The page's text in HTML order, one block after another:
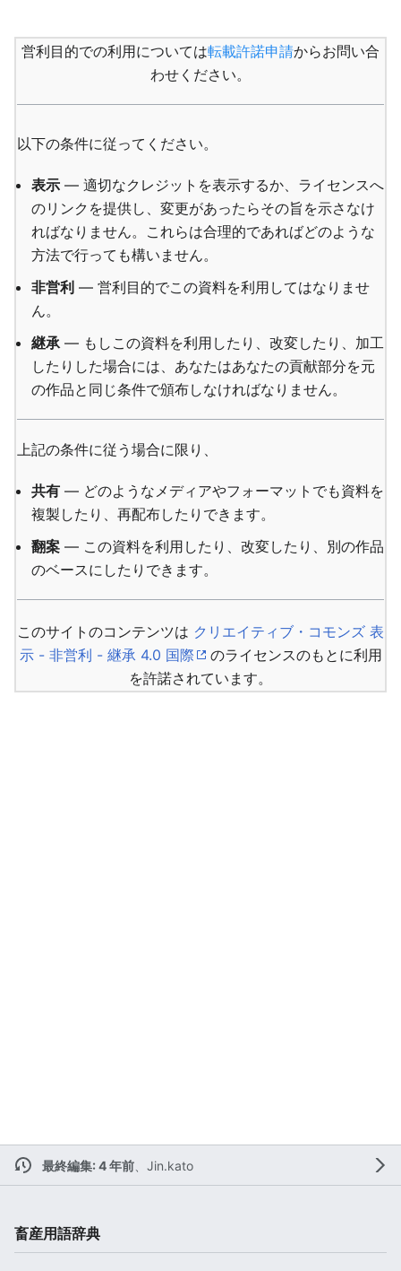
営利目的での利用については転載許諾申請からお問い合
わせください。
以下の条件に従ってください。
表示 — 適切なクレジットを表示するか、ライセンスへ
のリンクを提供し、変更があったらその旨を示さなけ
ればなりません。これらは合理的であればどのような
方法で行っても構いません。
非営利 — 営利目的でこの資料を利用してはなりませ
ん。
継承— もしこの資料を利用したり、改変したり、加工
したりした場合には、あなたはあなたの貢献部分を元
の作品と同じ条件で頒布しなければなりません。
上記の条件に従う場合に限り、
共有 — どのようなメディアやフォーマットでも資料を
複製したり、再配布したりできます。
翻案 — この資料を利用したり、改変したり、別の作品
のベースにしたりできます。
このサイトのコンテンツは クリエイティブ・コモンズ 表
示 - 非営利 - 継承 4.0 国際
のライセンスのもとに利用
を許諾されています。
最終編集: 4 年前、 Jin.kato
畜産用語辞典